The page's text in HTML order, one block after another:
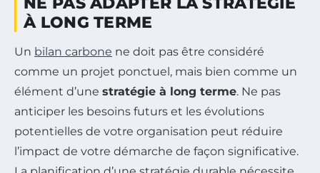
À LONG TERME
Un bilan carbone ne doit pas être considéré
comme un projet ponctuel, mais bien comme un
élément d’une stratégie à long terme. Ne pas
anticiper les besoins futurs et les évolutions
potentielles de votre organisation peut réduire
l’impact de votre démarche de façon significative.